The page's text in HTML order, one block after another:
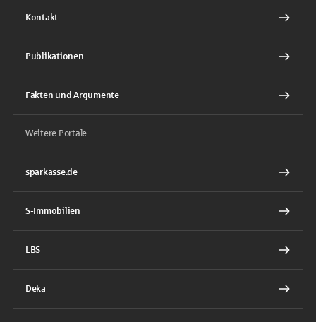
Kontakt
Publikationen
Fakten und Argumente
Weitere Portale
sparkasse.de
S-Immobilien
LBS
Deka